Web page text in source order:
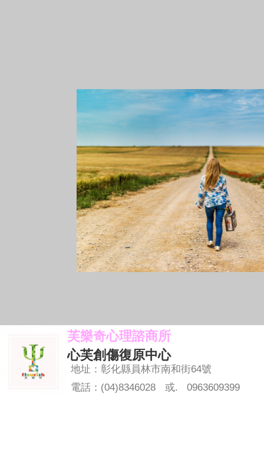
地址：彰化縣員林市南和街64號
芙樂奇心理諮商所
心芙創傷復原中心
電話：(04)8346028 或. 0963609399